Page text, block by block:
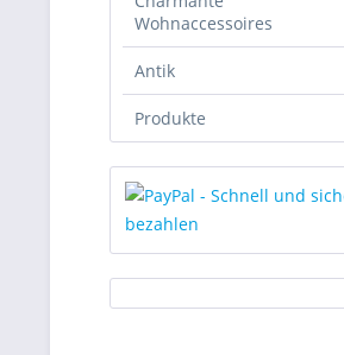
Wohnaccessoires
Antik
Produkte